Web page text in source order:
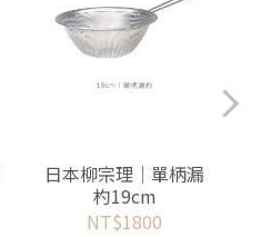
日本柳宗理│單柄漏
杓19cm
NT$1800